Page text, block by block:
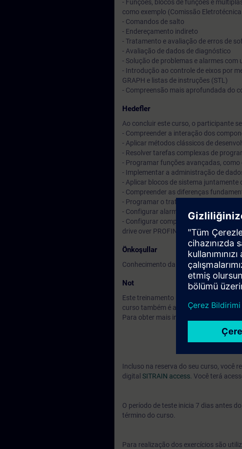
para
- Funções, blocos de funções e
como exemplo (Comissão
- Comandos de salto
- Endereçamento indireto
- Tratamento e avaliação de erros de
- Avaliação de dados de diagnóstico
- Solução de problemas e alarmes
- Introdução ao controle de eixos por
GRAPH e listas de instruções (STL)
- Compreensão mais aprofundada do
Hedefler
Ao concluir este curso, o participante
- Compreender a interação dos
- Aplicar métodos clássicos de
- Resolver tarefas complexas de
- Programar funções avançadas,
- Implementar a administração de
- Aplicar blocos de sistema juntamente
- Compreender as diferenças
- Programar o tratamento e a avaliação
- Configurar alarmes do sistema de
- Configurar componentes do sistema
drive over PROFINET
Önkoşullar
Conhecimento da ementa doSIMATIC
Not
Este treinamento não é adequado para
curso também é adequado para
Para obter mais informações sobre os
Incluso na reserva do seu curso, você
digital SITRAIN access. Você terá
O período de teste inicia 7 dias antes
término do curso.
Para realização dos exercícios são